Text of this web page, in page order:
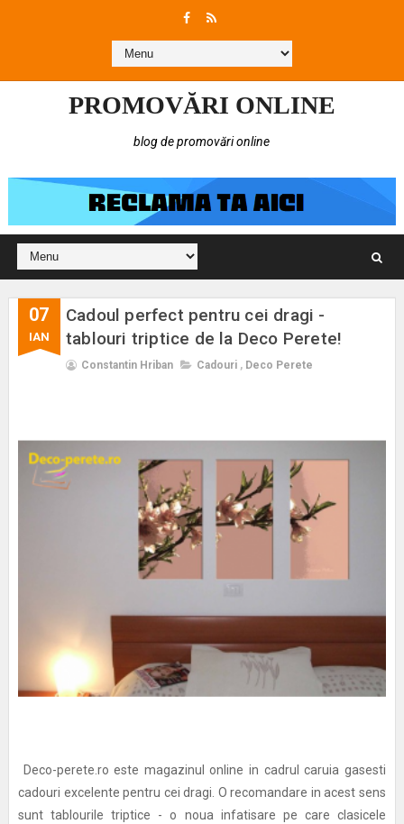
PROMOVĂRI ONLINE
blog de promovări online
07
IAN
Cadoul perfect pentru cei dragi -
tablouri triptice de la Deco Perete!
Constantin Hriban Cadouri , Deco Perete
Deco-perete.ro este magazinul online in cadrul caruia gasesti
cadouri excelente pentru cei dragi. O recomandare in acest sens
sunt tablourile triptice - o noua infatisare pe care clasicele